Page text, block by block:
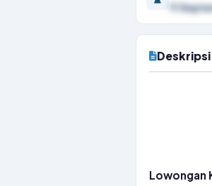
11
Lowongan